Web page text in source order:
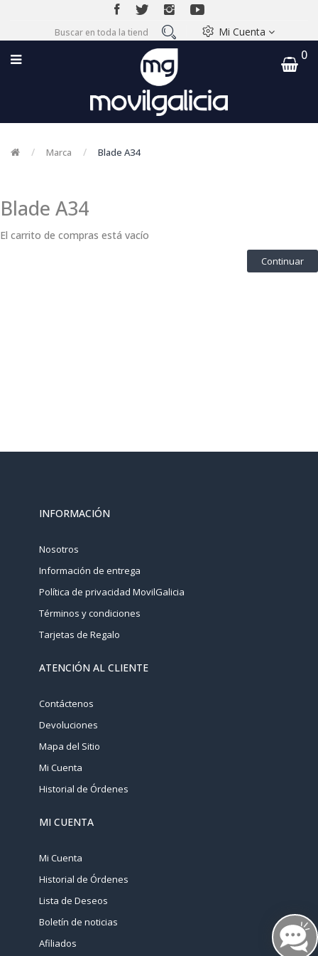
Mi Cuenta
0
Marca Blade A34
Blade A34
El carrito de compras está vacío
Continuar
INFORMACIÓN
Nosotros
Información de entrega
Política de privacidad MovilGalicia
Términos y condiciones
Tarjetas de Regalo
ATENCIÓN AL CLIENTE
Contáctenos
Devoluciones
Mapa del Sitio
Mi Cuenta
Historial de Órdenes
MI CUENTA
Mi Cuenta
Historial de Órdenes
Lista de Deseos
Boletín de noticias
Afiliados